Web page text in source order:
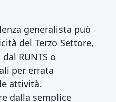
generalista può
del Terzo Settore,
RUNTS o
per errata
attività.
dalla semplice